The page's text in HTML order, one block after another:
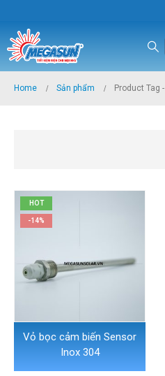
Home Sản phẩm Product Tag -
HOT
-14%
Vỏ bọc cảm biến Sensor
Inox 304